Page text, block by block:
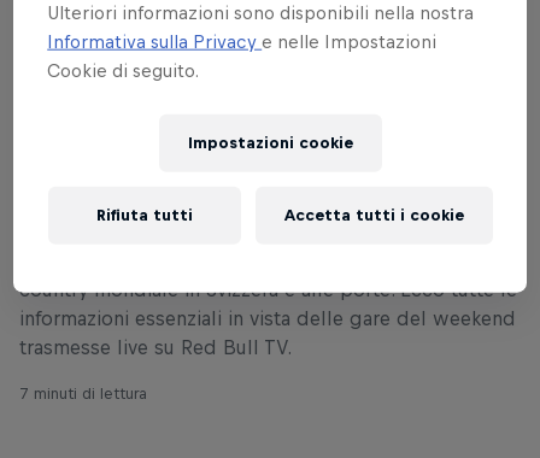
Lenzerheide
country mondiale in Svizzera è alle porte. Ecco tutte le
informazioni essenziali in vista delle gare del weekend
trasmesse live su Red Bull TV.
7 minuti di lettura
Ulteriori informazioni sono disponibili nella nostra
Informativa sulla Privacye nelle Impostazioni
Cookie di seguito.
Impostazioni cookie
Rifiuta tutti Accetta tutti i cookie